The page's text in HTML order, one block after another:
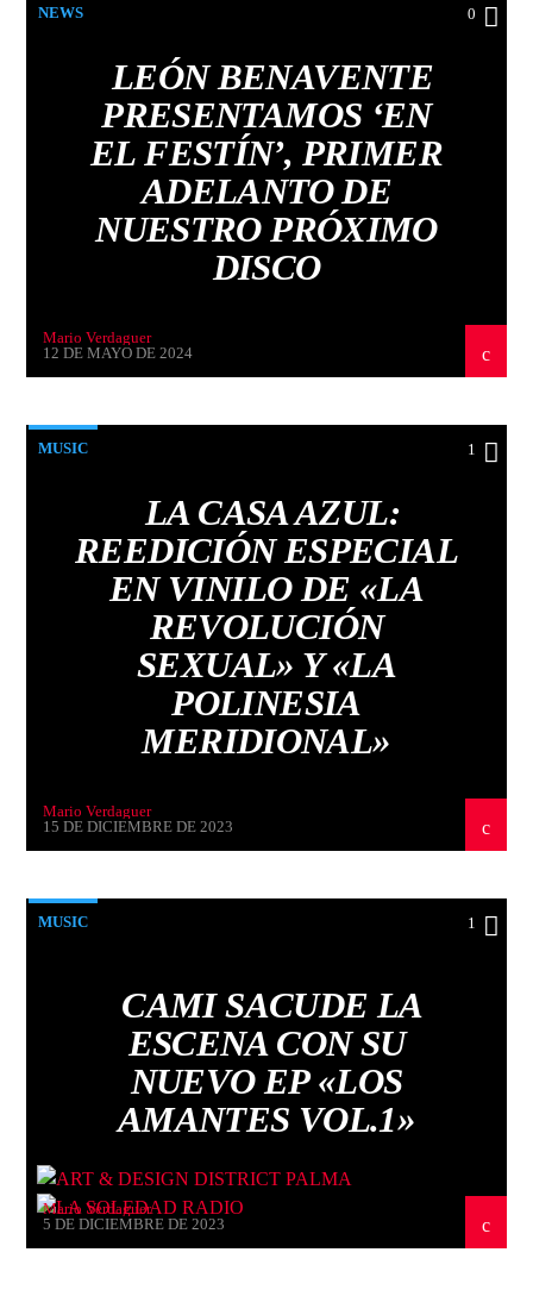
NEWS 0
LEÓN BENAVENTE
PRESENTAMOS ‘EN
EL FESTÍN’, PRIMER
ADELANTO DE
NUESTRO PRÓXIMO
DISCO
Mario Verdaguer
12 DE MAYO DE 2024
MUSIC 1
LA CASA AZUL:
REEDICIÓN ESPECIAL
EN VINILO DE «LA
REVOLUCIÓN
SEXUAL» Y «LA
POLINESIA
MERIDIONAL»
Mario Verdaguer
15 DE DICIEMBRE DE 2023
MUSIC 1
CAMI SACUDE LA
ESCENA CON SU
NUEVO EP «LOS
AMANTES VOL.1»
Mario Verdaguer
5 DE DICIEMBRE DE 2023